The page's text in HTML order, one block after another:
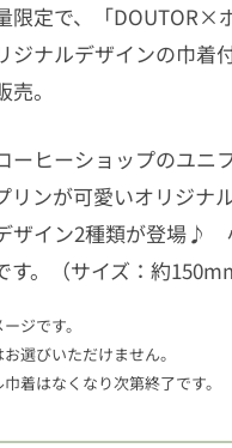
限定で、「DOUTOR×
ジナルデザインの巾着
。
ーヒーショップのユニ
リンが可愛いオリジナ
ザイン2種類が登場♪
す。（サイズ：約
ジです。
選びいただけません。
着はなくなり次第終了です。